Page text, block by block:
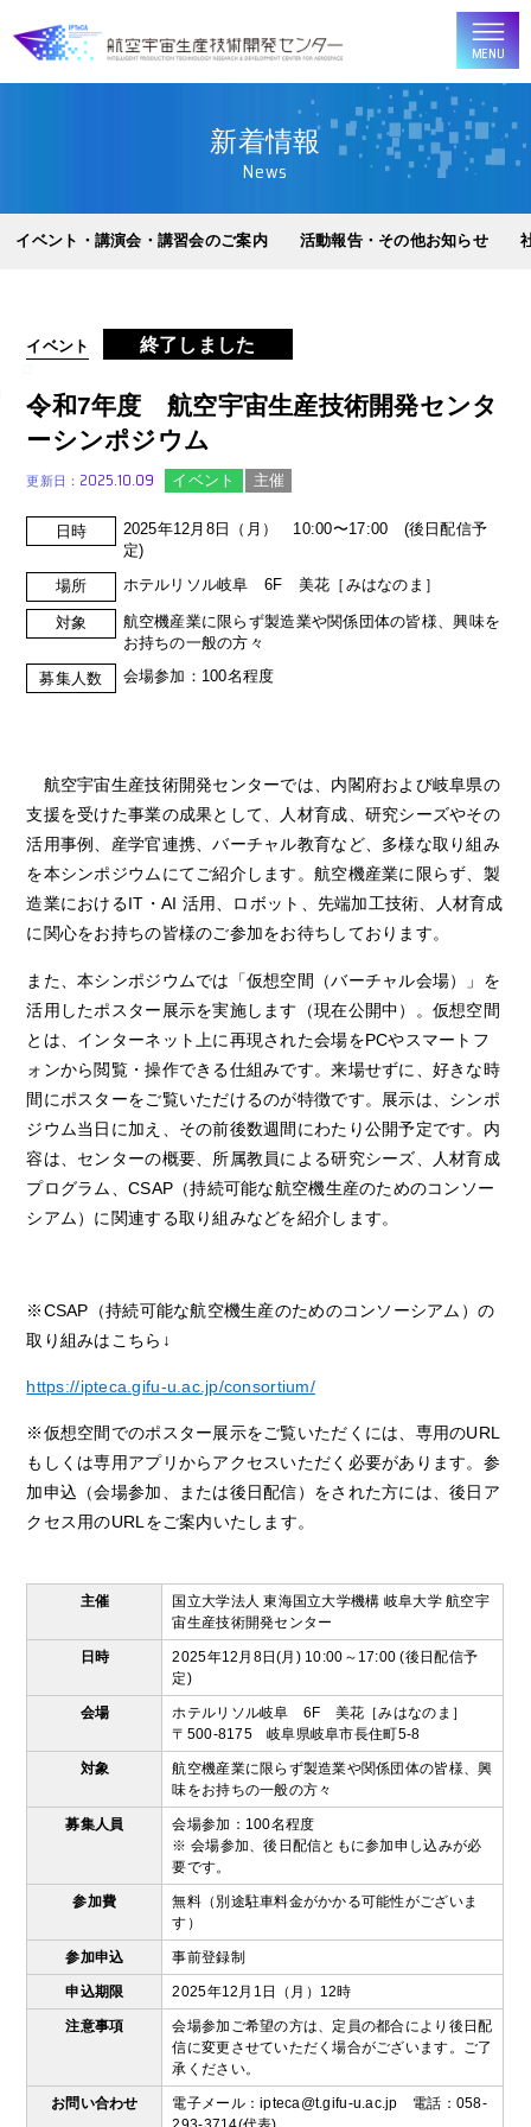
新着情報
News
イベント・講演会・講習会のご案内 活動報告・その他お知らせ
イベント 終了しました
令和7年度 航空宇宙生産技術開発センタ
ーシンポジウム
更新日： 2025.10.09 イベント 主催
日時
2025年12月8日（月） 10:00〜17:00 (後日配信予
定)
場所 ホテルリソル岐阜 6F 美花［みはなのま］
対象
航空機産業に限らず製造業や関係団体の皆様、興味を
お持ちの一般の方々
募集人数 会場参加：100名程度
航空宇宙生産技術開発センターでは、内閣府および岐阜県の
支援を受けた事業の成果として、人材育成、研究シーズやその
活用事例、産学官連携、バーチャル教育など、多様な取り組み
を本シンポジウムにてご紹介します。航空機産業に限らず、製
造業におけるIT・AI 活用、ロボット、先端加工技術、人材育成
に関心をお持ちの皆様のご参加をお待ちしております。
また、本シンポジウムでは「仮想空間（バーチャル会場）」を
活用したポスター展示を実施します（現在公開中）。仮想空間
とは、インターネット上に再現された会場をPCやスマートフ
ォンから閲覧・操作できる仕組みです。来場せずに、好きな時
間にポスターをご覧いただけるのが特徴です。展示は、シンポ
ジウム当日に加え、その前後数週間にわたり公開予定です。内
容は、センターの概要、所属教員による研究シーズ、人材育成
プログラム、CSAP（持続可能な航空機生産のためのコンソー
シアム）に関連する取り組みなどを紹介します。
※CSAP（持続可能な航空機生産のためのコンソーシアム）の
取り組みはこちら↓
https://ipteca.gifu-u.ac.jp/consortium/
※仮想空間でのポスター展示をご覧いただくには、専用のURL
もしくは専用アプリからアクセスいただく必要があります。参
加申込（会場参加、または後日配信）をされた方には、後日ア
クセス用のURLをご案内いたします。
主催
国立大学法人 東海国立大学機構 岐阜大学 航空宇
宙生産技術開発センター
日時
2025年12月8日(月) 10:00～17:00 (後日配信予
定)
会場
ホテルリソル岐阜 6F 美花［みはなのま］
〒500-8175 岐阜県岐阜市長住町5-8
対象
航空機産業に限らず製造業や関係団体の皆様、興
味をお持ちの一般の方々
募集人員
会場参加：100名程度
※ 会場参加、後日配信ともに参加申し込みが必
要です。
参加費
無料（別途駐車料金がかかる可能性がございま
す）
参加申込 事前登録制
申込期限 2025年12月1日（月）12時
注意事項
会場参加ご希望の方は、定員の都合により後日配
信に変更させていただく場合がございます。ご了
承ください。
お問い合わせ
電子メール：ipteca@t.gifu-u.ac.jp 電話：058-
MENU